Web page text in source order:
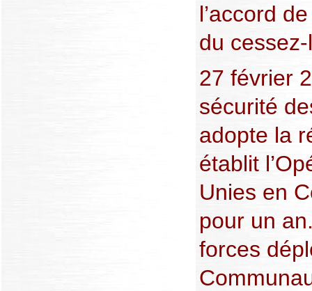
l’accord
du
27 février
sécurité
adopte la
établit
Unies en
pour un
forces